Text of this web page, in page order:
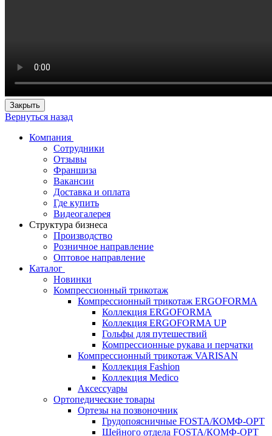
Закрыть
Вернуться назад
Компания
Сотрудники
Отзывы
Франшиза
Вакансии
Доставка и оплата
Где купить
Видеогалерея
Структура бизнеса
Производство
Розничное направление
Оптовое направление
Каталог
Новинки
Компрессионный трикотаж
Компрессионный трикотаж ERGOFORMA
Коллекция ERGOFORMA
Коллекция ERGOFORMA UP
Гольфы для путешествий
Компрессионные рукава и перчатки
Компрессионный трикотаж VARISAN
Коллекция Fashion
Коллекция Medico
Аксессуары
Ортопедические товары
Ортезы на позвоночник
Грудопоясничные FOSTA/КОМФ-ОРТ
Шейного отдела FOSTA/КОМФ-ОРТ